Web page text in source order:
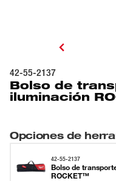
42-55-2137
Bolso de
iluminación
Opciones de
42-55-2137
Bolso de
ROCKET™